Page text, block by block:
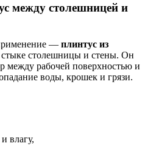
между столешницей и
— плинтус из
стыке столешницы и стены. Он
между рабочей поверхностью и
воды, крошек и грязи.
влагу,